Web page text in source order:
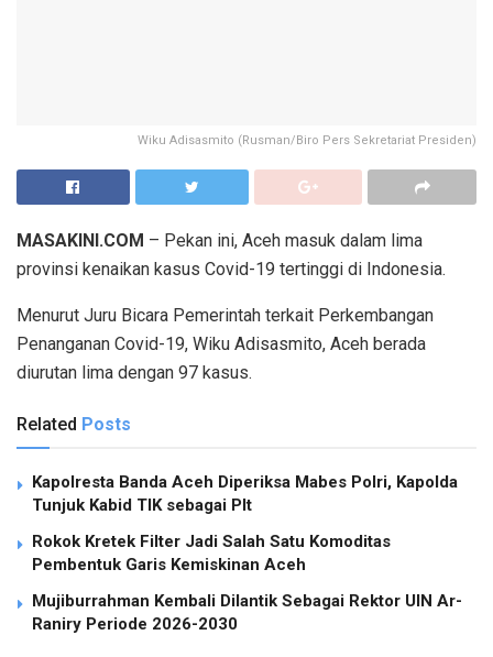
Wiku Adisasmito (Rusman/Biro Pers Sekretariat Presiden)
MASAKINI.COM – Pekan ini, Aceh masuk dalam lima
provinsi kenaikan kasus Covid-19 tertinggi di Indonesia.
Menurut Juru Bicara Pemerintah terkait Perkembangan
Penanganan Covid-19, Wiku Adisasmito, Aceh berada
diurutan lima dengan 97 kasus.
Related Posts
Kapolresta Banda Aceh Diperiksa Mabes Polri, Kapolda
Tunjuk Kabid TIK sebagai Plt
Rokok Kretek Filter Jadi Salah Satu Komoditas
Pembentuk Garis Kemiskinan Aceh
Mujiburrahman Kembali Dilantik Sebagai Rektor UIN Ar-
Raniry Periode 2026-2030